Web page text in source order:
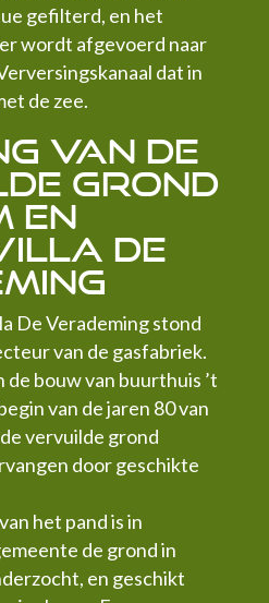
gefilterd, en het
wordt afgevoerd naar
dat in
de zee.
van de
grond
en
De
De Verademing stond
van de gasfabriek.
de bouw van buurthuis ’t
van de jaren 80 van
vervuilde grond
door geschikte
het pand is in
de grond in
en geschikt